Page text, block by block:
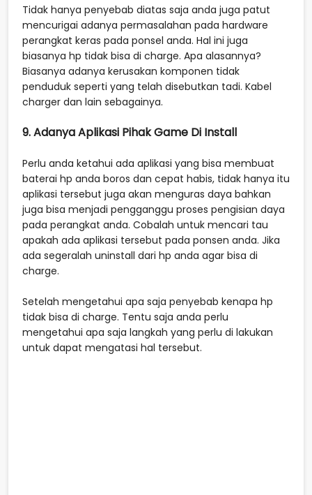
Tidak hanya penyebab diatas saja anda juga patut
mencurigai adanya permasalahan pada hardware
perangkat keras pada ponsel anda. Hal ini juga
biasanya hp tidak bisa di charge. Apa alasannya?
Biasanya adanya kerusakan komponen tidak
penduduk seperti yang telah disebutkan tadi. Kabel
charger dan lain sebagainya.
9. Adanya Aplikasi Pihak Game Di Install
Perlu anda ketahui ada aplikasi yang bisa membuat
baterai hp anda boros dan cepat habis, tidak hanya itu
aplikasi tersebut juga akan menguras daya bahkan
juga bisa menjadi pengganggu proses pengisian daya
pada perangkat anda. Cobalah untuk mencari tau
apakah ada aplikasi tersebut pada ponsen anda. Jika
ada segeralah uninstall dari hp anda agar bisa di
charge.
Setelah mengetahui apa saja penyebab kenapa hp
tidak bisa di charge. Tentu saja anda perlu
mengetahui apa saja langkah yang perlu di lakukan
untuk dapat mengatasi hal tersebut.